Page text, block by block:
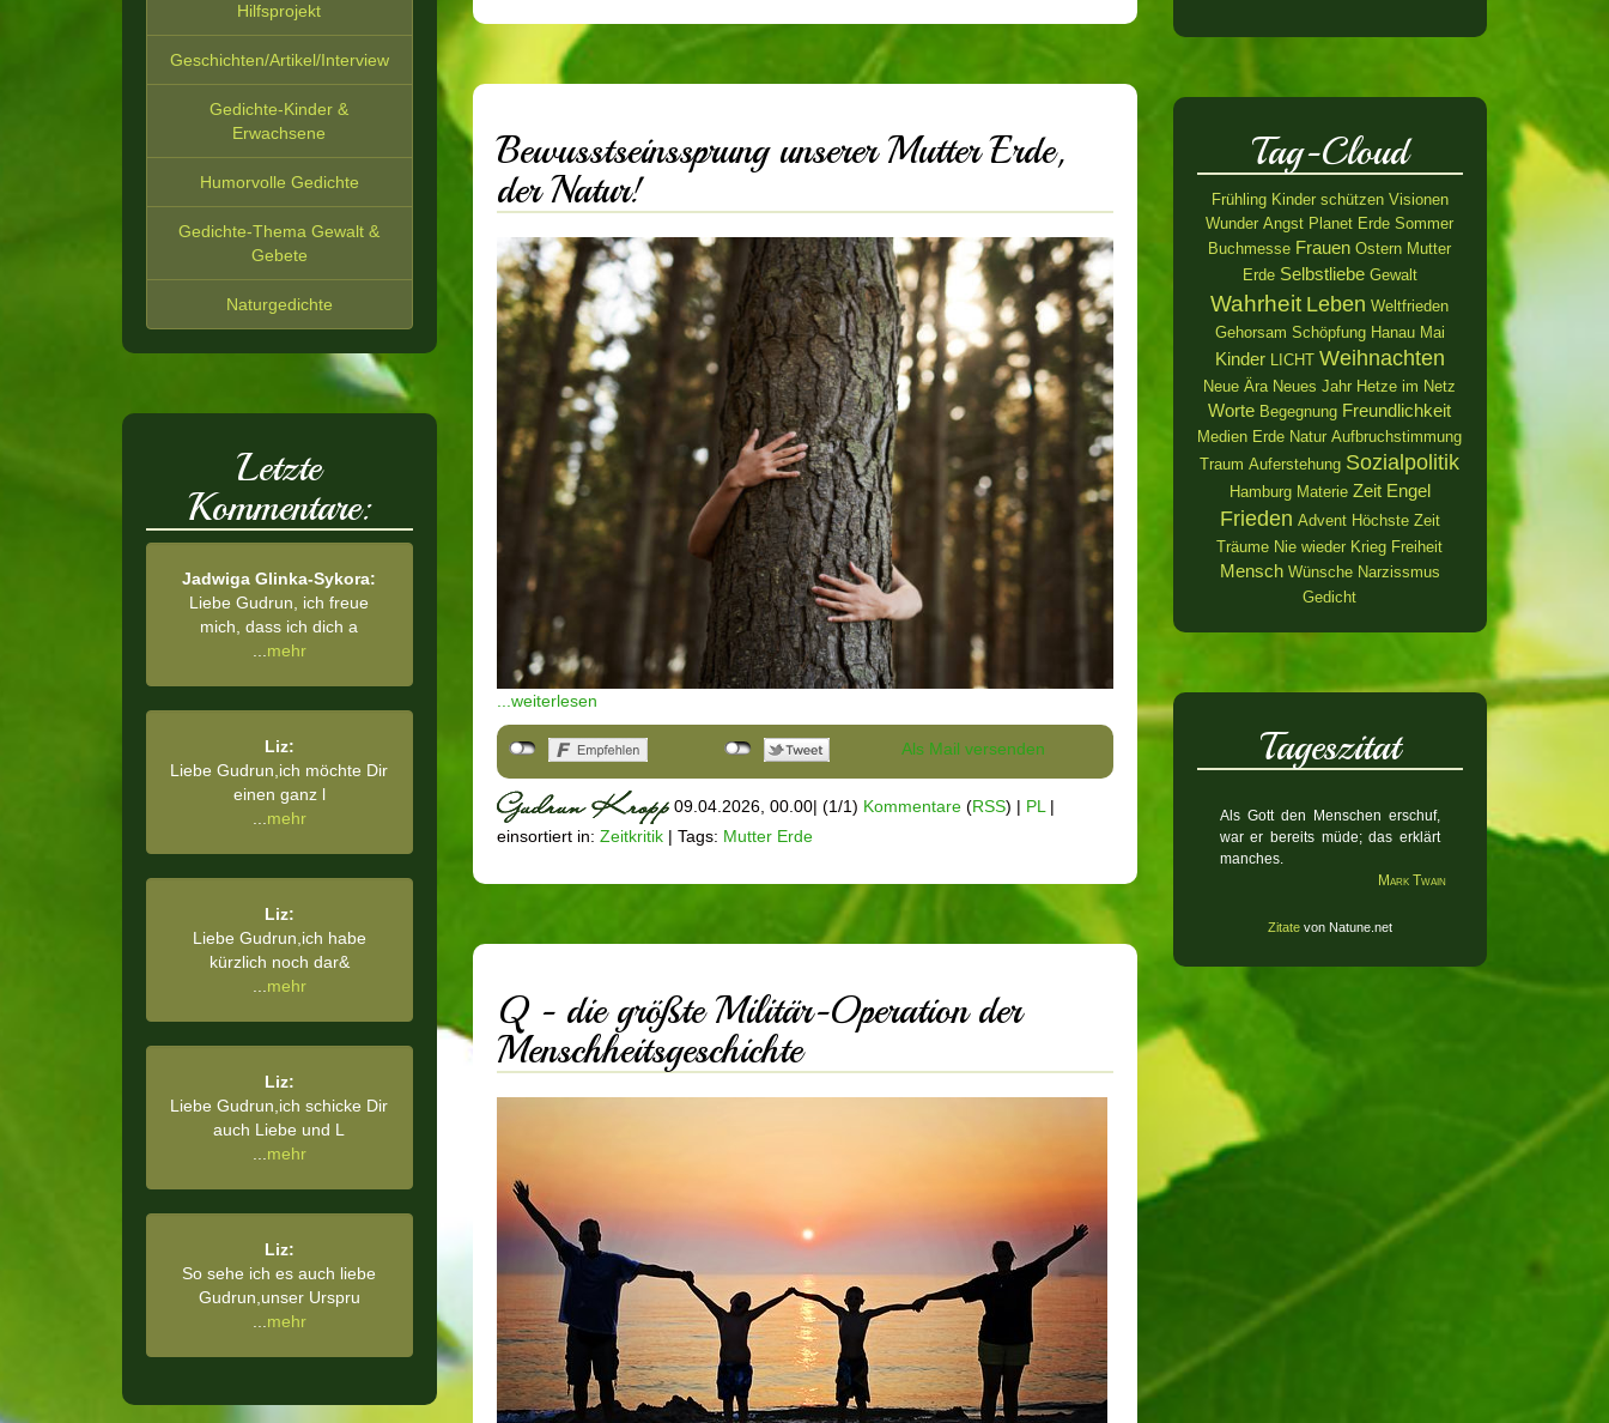
Bewusstseinssprung unserer Mutter Erde,
der Natur!
...weiterlesen
Als Mail versenden
09.04.2026, 00.00| (1/1) Kommentare(RSS) | PL |
einsortiert in: Zeitkritik| Tags: Mutter Erde
Q - die größte Militär-Operation der
Menschheitsgeschichte
Hilfsprojekt
Geschichten/Artikel/Interview
Gedichte-Kinder &
Erwachsene
Humorvolle Gedichte
Gedichte-Thema Gewalt &
Gebete
Naturgedichte
Letzte
Kommentare:
Jadwiga Glinka-Sykora:
Liebe Gudrun, ich freue
mich, dass ich dich a
mehr
Liz:
Liebe Gudrun,ich möchte Dir
einen ganz l
mehr
Liz:
Liebe Gudrun,ich habe
kürzlich noch dar&
mehr
Liz:
Liebe Gudrun,ich schicke Dir
auch Liebe und L
mehr
Liz:
So sehe ich es auch liebe
Gudrun,unser Urspru
mehr
Tag-Cloud
Frühling Kinder schützen Visionen
Wunder Angst Planet Erde Sommer
Buchmesse Frauen Ostern Mutter
Erde Selbstliebe Gewalt
Wahrheit Leben Weltfrieden
Gehorsam Schöpfung Hanau Mai
Kinder LICHT Weihnachten
Neue Ära Neues Jahr Hetze im Netz
Worte Begegnung Freundlichkeit
Medien Erde Natur Aufbruchstimmung
Traum Auferstehung Sozialpolitik
Hamburg Materie Zeit Engel
Frieden Advent Höchste Zeit
Träume Nie wieder Krieg Freiheit
Mensch Wünsche Narzissmus
Gedicht
Tageszitat
Als Gott den Menschen erschuf,
war er bereits müde; das erklärt
manches.
Mark Twain
Zitatevon Natune.net